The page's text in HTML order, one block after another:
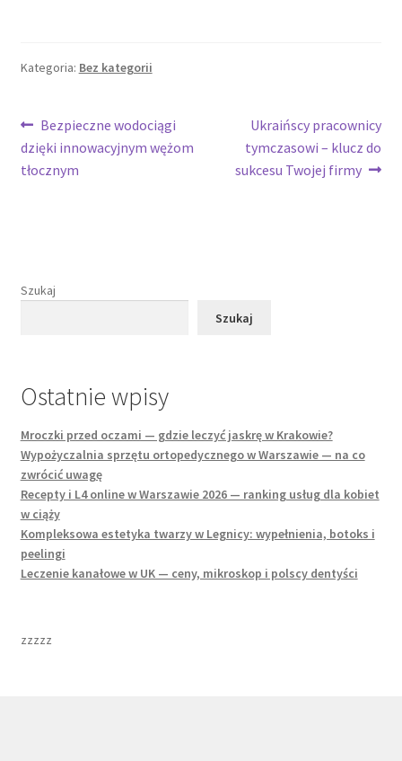
Kategoria: Bez kategorii
Nawigacja
wpisu
Poprzedni
wpis:
Bezpieczne wodociągi
dzięki innowacyjnym wężom
tłocznym
Następny
wpis:
Ukraińscy pracownicy
tymczasowi – klucz do
sukcesu Twojej firmy
Szukaj
Szukaj
Ostatnie wpisy
Mroczki przed oczami — gdzie leczyć jaskrę w Krakowie?
Wypożyczalnia sprzętu ortopedycznego w Warszawie — na co
zwrócić uwagę
Recepty i L4 online w Warszawie 2026 — ranking usług dla kobiet
w ciąży
Kompleksowa estetyka twarzy w Legnicy: wypełnienia, botoks i
peelingi
Leczenie kanałowe w UK — ceny, mikroskop i polscy dentyści
zzzzz